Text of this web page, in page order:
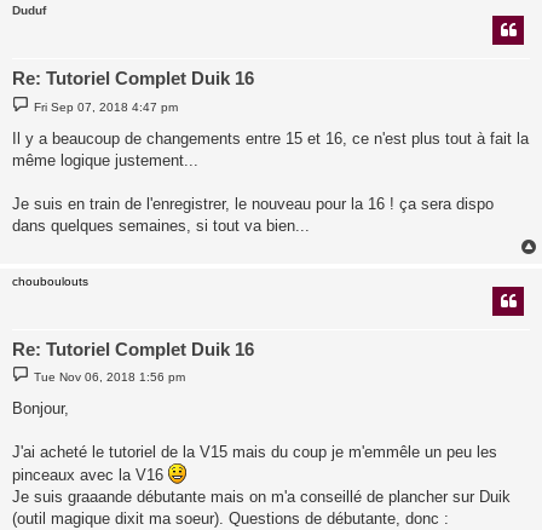
Duduf
Re: Tutoriel Complet Duik 16
P
o
t
Fri Sep 07, 2018 4:47 pm
Il y a beaucoup de changements entre 15 et 16, ce n'est plus tout à fait la
même logique justement...
Je suis en train de l'enregistrer, le nouveau pour la 16 ! ça sera dispo
dans quelques semaines, si tout va bien...
chouboulouts
Re: Tutoriel Complet Duik 16
P
o
t
Tue Nov 06, 2018 1:56 pm
Bonjour,
J'ai acheté le tutoriel de la V15 mais du coup je m'emmêle un peu les
pinceaux avec la V16
Je suis graaande débutante mais on m'a conseillé de plancher sur Duik
(outil magique dixit ma soeur). Questions de débutante, donc :